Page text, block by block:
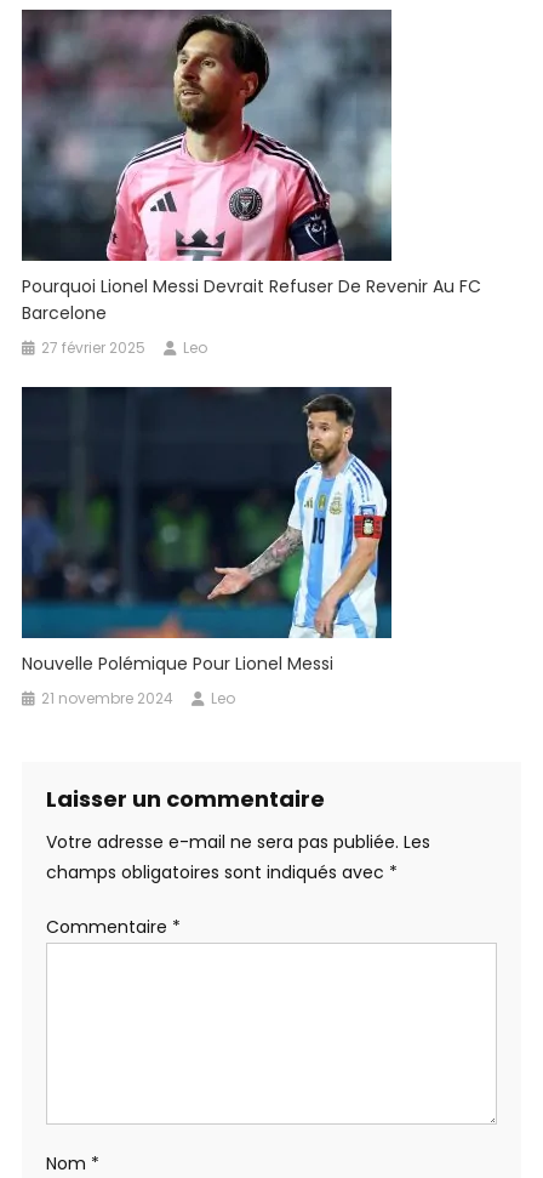
Pourquoi Lionel Messi Devrait Refuser De Revenir Au FC
Barcelone
27 février 2025 Leo
Nouvelle Polémique Pour Lionel Messi
21 novembre 2024 Leo
Laisser un commentaire
Votre adresse e-mail ne sera pas publiée. Les
champs obligatoires sont indiqués avec *
Commentaire *
Nom *